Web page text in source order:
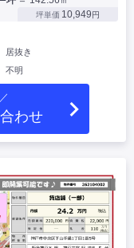
坪単価 10,949円
居抜き
不明
わせ